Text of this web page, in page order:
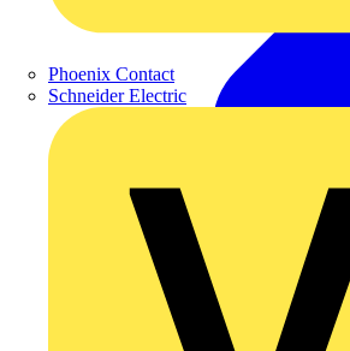
Phoenix Contact
Schneider Electric